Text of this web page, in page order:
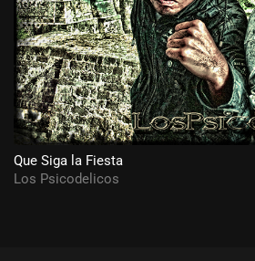
Que Siga la Fiesta
Los Psicodelicos